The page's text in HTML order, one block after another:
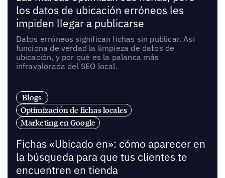
los datos de ubicación erróneos les
impiden llegar a publicarse
Datos erróneos significan fichas sin publicar. Así
funciona de verdad la limpieza de datos de
ubicación, y por qué es la palanca más
infravalorada del SEO local.
Blogs
Optimización de fichas locales
Marketing en Google
Fichas «Ubicado en»: cómo aparecer en
la búsqueda para que tus clientes te
encuentren en tienda